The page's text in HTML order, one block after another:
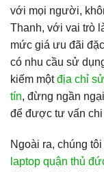
với mọi người,
Thanh, với vai trò
mức giá ưu đãi
có nhu cầu sử
kiếm mộtđịa chỉ
tín, đừng ngần
để được tư vấn chi
Ngoài ra, chúng
laptop quận thủ